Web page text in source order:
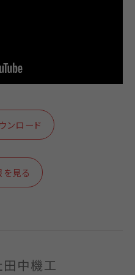
ンロード
見る
中機工